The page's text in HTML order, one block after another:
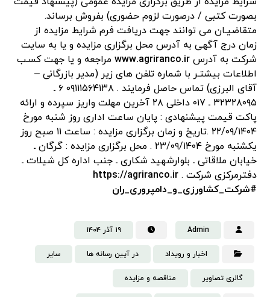
بصورت کتبی / درصورت لزوم حضوری) بفروش برساند.
متقاضیـان می توانند جهت دریافت فرم شرایط مزایده از
زمان درج آگهی به آدرس محل برگزاری مزایده و یا به سایت
شرکت به آدرسwww.agriranco.ir مراجعه و یا جهت کسـب
اطلاعات بیشتـر با شماره تلفن های زیر (مدیر بازرگانی –
آقای البرزی) تماس حاصل فرمایند . ۰۹۱۱۱۵۶۴۱۳۸ ۶ ـ
۳۲۳۲۸۰۹۵ ـ ۰۱۷ داخلی ۲۸ آخرین مهلت واریز سپرده و ارائه
پاکت قیمت پیشنهادی : پایان ساعت اداری روز شنبه مورخ
۲۲/۰۹/۱۴۰۴ .تاریخ و زمان برگزاری مزایده : ساعت ۱۱ صبح روز
یکشنبه مورخ ۲۳/۰۹/۱۴۰۴ . محل برگزاری مزایده : گرگان ـ
خیابان ملاقاتی ـ بلوارشهید شکاری ـ ‌جنب اداره کل شیلات ـ
دفترمرکزی شرکت .https://agriranco.ir
#شرکت_کشاورزی_و_دامپروری_ران
Admin ۱۹ آذر ۱۴۰۴
اخبار و رویداد در آیین رسانه ها سایر
گالری تصاویر مناقصه و مزایده